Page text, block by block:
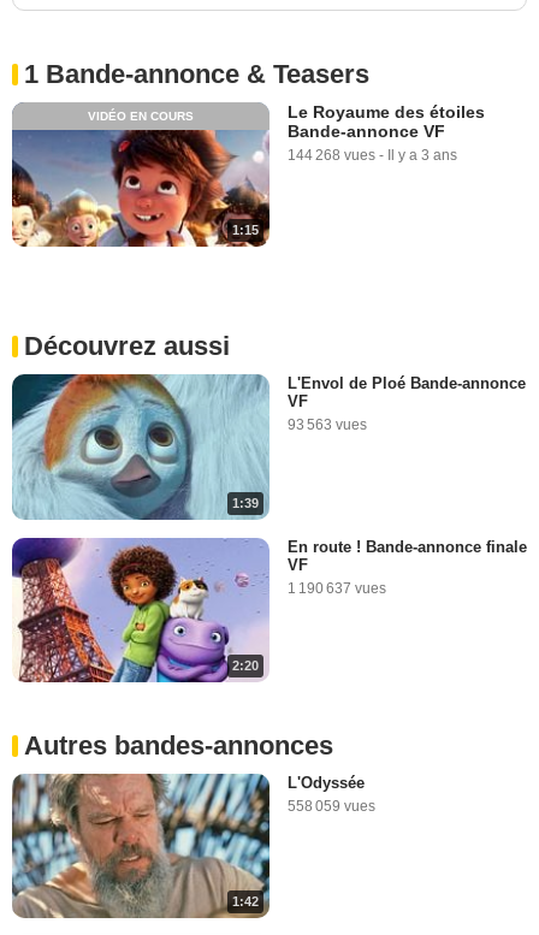
1 Bande-annonce & Teasers
1:15
VIDÉO EN COURS
Le Royaume des étoiles
Bande-annonce VF
144 268 vues - Il y a 3 ans
Découvrez aussi
1:39
L'Envol de Ploé Bande-annonce
VF
93 563 vues
2:20
En route ! Bande-annonce finale
VF
1 190 637 vues
Autres bandes-annonces
1:42
L'Odyssée
558 059 vues